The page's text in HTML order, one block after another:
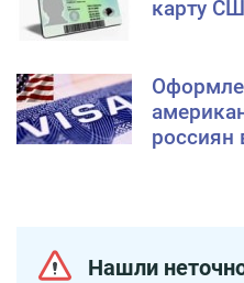
карту
россиян
Нашли